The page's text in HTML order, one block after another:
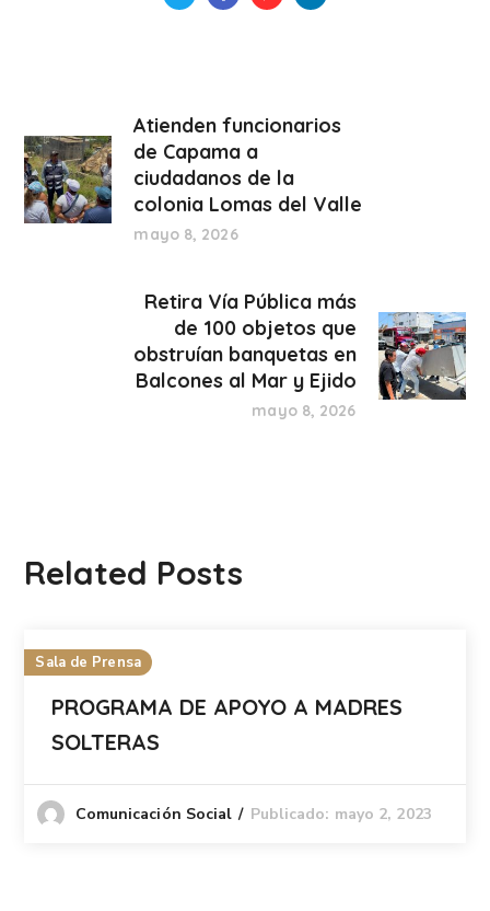
Atienden funcionarios
de Capama a
ciudadanos de la
colonia Lomas del Valle
mayo 8, 2026
Retira Vía Pública más
de 100 objetos que
obstruían banquetas en
Balcones al Mar y Ejido
mayo 8, 2026
Related Posts
Sala de Prensa
PROGRAMA DE APOYO A MADRES
SOLTERAS
Comunicación Social Publicado: mayo 2, 2023